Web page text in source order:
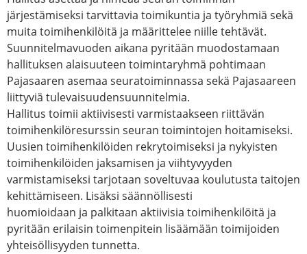
järjestämiseksi tarvittavia toimikuntia ja työryhmiä sekä
muita toimihenkilöitä ja määrittelee niille tehtävät.
Suunnitelmavuoden aikana pyritään muodostamaan
hallituksen alaisuuteen toimintaryhmä pohtimaan
Pajasaaren asemaa seuratoiminnassa sekä Pajasaareen
liittyviä tulevaisuudensuunnitelmia.
Hallitus toimii aktiivisesti varmistaakseen riittävän
toimihenkilöresurssin seuran toimintojen hoitamiseksi.
Uusien toimihenkilöiden rekrytoimiseksi ja nykyisten
toimihenkilöiden jaksamisen ja viihtyvyyden
varmistamiseksi tarjotaan soveltuvaa koulutusta taitojen
kehittämiseen. Lisäksi säännöllisesti
huomioidaan ja palkitaan aktiivisia toimihenkilöitä ja
pyritään erilaisin toimenpitein lisäämään toimijoiden
yhteisöllisyyden tunnetta.